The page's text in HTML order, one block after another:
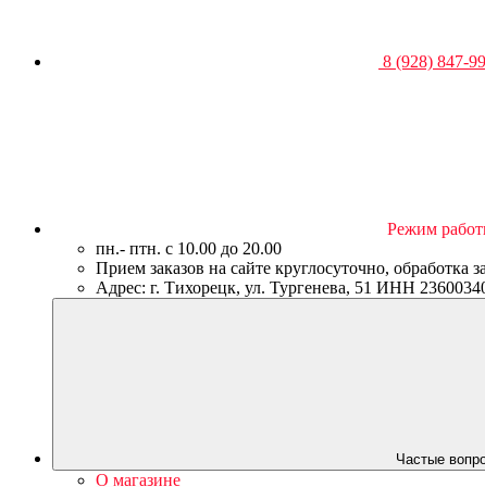
8 (928) 847-
Режим
пн.- птн. c 10.00 до 20.00
Прием заказов на сайте круглосуточно, обработка
Адрес: г. Тихорецк, ул. Тургенева, 51 ИНН
Частые
О магазине